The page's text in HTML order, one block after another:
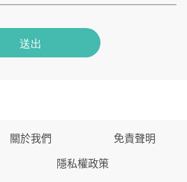
送出
關於我們
免責聲明
隱私權政策